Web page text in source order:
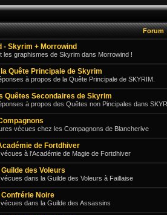
Forum
- Skyrim + Morrowind
les graphismes de Skyrim dans Morrowind !
Quête Principale de Skyrim
à propos de la Quête Principale de SKYRIM.
Quêtes Secondaires de Skyrim
à propos des Quêtes non Pincipales dans
vécues chez les Compagnons de Blancherive
de Fortdhiver
à l'Académie de Magie de Fortdhiver
des Voleurs
dans la Guilde des Voleurs à Faillaise
Confrérie Noire
dans la Guilde des Assassins